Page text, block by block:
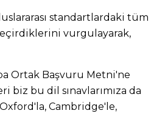
standartlardaki tüm
vurgulayarak,
Ortak Başvuru Metni'ne
biz bu dil sınavlarımıza da
Cambridge'le,